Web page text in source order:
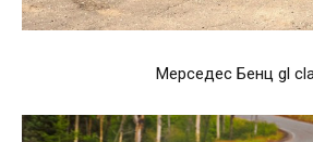
Мерседес Бенц gl